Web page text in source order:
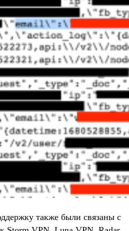
также были связаны с